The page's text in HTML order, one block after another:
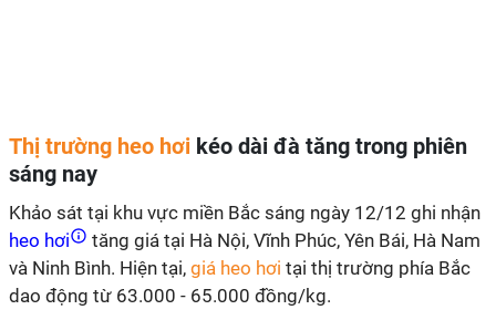
Thị trường heo hơi kéo dài đà tăng trong phiên
sáng nay
Khảo sát tại khu vực miền Bắc sáng ngày 12/12 ghi nhận
heo hơi
tăng giá tại Hà Nội, Vĩnh Phúc, Yên Bái, Hà Nam
và Ninh Bình. Hiện tại, giá heo hơi tại thị trường phía Bắc
dao động từ 63.000 - 65.000 đồng/kg.